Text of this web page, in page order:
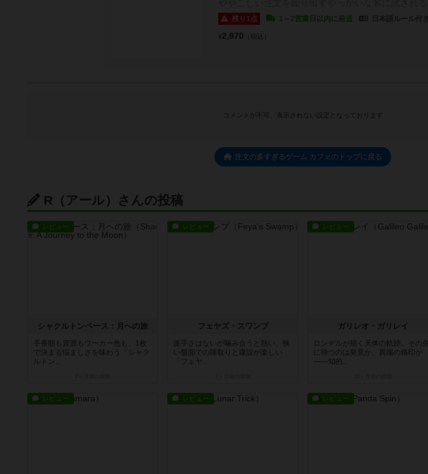
残り1点 1～2営業日以内に発送
¥2,970 （税込）
コメントが不可、表示されない設定となっております
注文の多すぎるゲーム カフェのトップに戻る
R（アール）さんの投稿
レビュー
シャクルトンベース：月への旅
手番順も資源もワーカー色も、1枚
で決まる悩ましさを味わう「シャク
ルトン...
レビュー
フェヤズ・スワンプ
派手さはないが噛み合うと熱い、狭
い盤面での陣取りと建設が楽しい
「フェヤ...
レビュー
ガリレオ・ガリレイ
ロンデルが描く天体の軌跡。その先
に待つのは発見か、異端の烙印か
――知的...
レビュー レビュー レビュー